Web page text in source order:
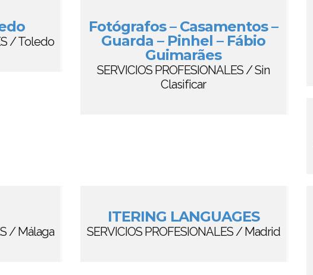
/ Toledo
Fotógrafos – Casamentos –
Guarda – Pinhel – Fábio
Guimarães
SERVICIOS PROFESIONALES / Sin
Clasificar
/ Málaga
ITERING LANGUAGES
SERVICIOS PROFESIONALES / Madrid